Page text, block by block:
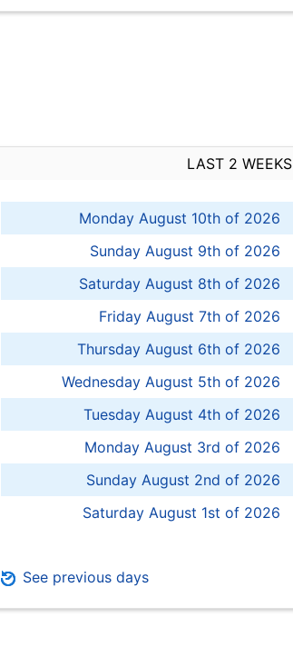
LAST 2 WEEKS
Monday August 10th of 2026
Sunday August 9th of 2026
Saturday August 8th of 2026
Friday August 7th of 2026
Thursday August 6th of 2026
Wednesday August 5th of 2026
Tuesday August 4th of 2026
Monday August 3rd of 2026
Sunday August 2nd of 2026
Saturday August 1st of 2026
See previous days